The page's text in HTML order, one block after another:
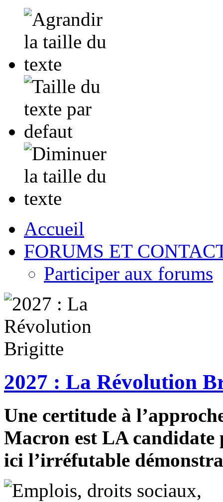
Accueil
FORUMS ET
Participer aux forums
2027 : La Révolution
Une certitude à
Macron est LA candidate
ici l’irréfutable